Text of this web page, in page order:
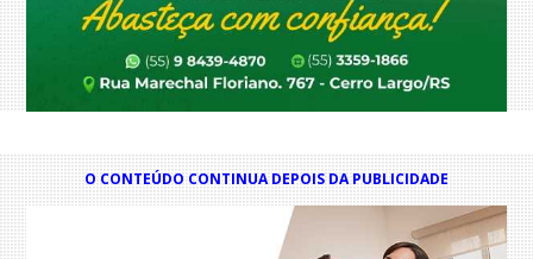
O CONTEÚDO CONTINUA DEPOIS DA PUBLICIDADE